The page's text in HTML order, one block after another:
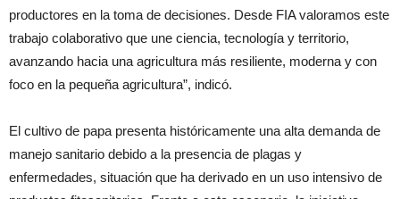
productores en la toma de decisiones. Desde FIA valoramos este
trabajo colaborativo que une ciencia, tecnología y territorio,
avanzando hacia una agricultura más resiliente, moderna y con
foco en la pequeña agricultura”, indicó.
El cultivo de papa presenta históricamente una alta demanda de
manejo sanitario debido a la presencia de plagas y
enfermedades, situación que ha derivado en un uso intensivo de